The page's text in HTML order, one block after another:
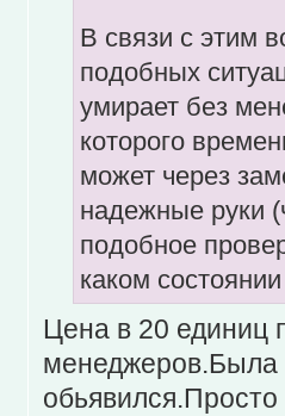
В связи с этим
подобных
умирает без
которого
может через
надежные руки
подобное
каком
Цена в 20 единиц
менеджеров.Была